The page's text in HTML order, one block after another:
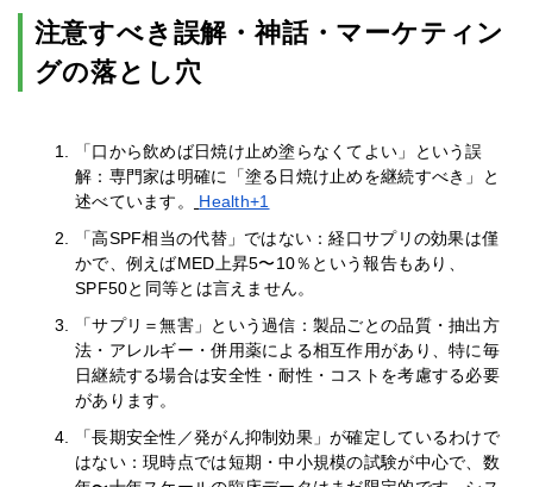
注意すべき誤解・神話・マーケティン
グの落とし穴
「口から飲めば日焼け止め塗らなくてよい」という誤
解：専門家は明確に「塗る日焼け止めを継続すべき」と
述べています。
Health+1
「高SPF相当の代替」ではない：経口サプリの効果は僅
かで、例えばMED上昇5〜10％という報告もあり、
SPF50と同等とは言えません。
「サプリ＝無害」という過信：製品ごとの品質・抽出方
法・アレルギー・併用薬による相互作用があり、特に毎
日継続する場合は安全性・耐性・コストを考慮する必要
があります。
「長期安全性／発がん抑制効果」が確定しているわけで
はない：現時点では短期・中小規模の試験が中心で、数